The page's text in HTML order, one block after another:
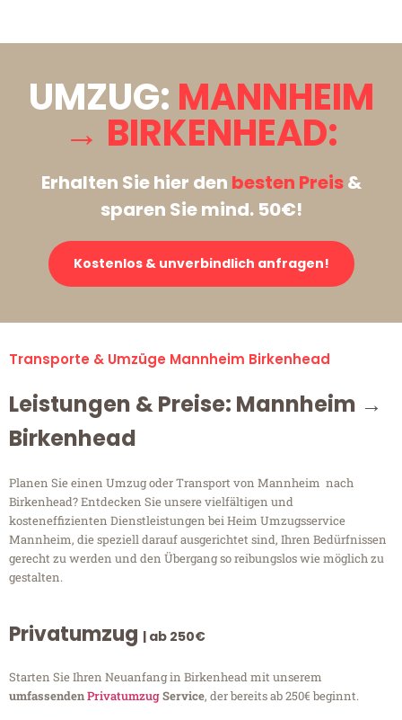
UMZUG: MANNHEIM
→ BIRKENHEAD:
Erhalten Sie hier den besten Preis&
sparen Sie mind. 50€!
Kostenlos & unverbindlich anfragen!
Transporte & Umzüge Mannheim Birkenhead
Leistungen & Preise: Mannheim →
Birkenhead
Planen Sie einen Umzug oder Transport von Mannheim nach
Birkenhead? Entdecken Sie unsere vielfältigen und
kosteneffizienten Dienstleistungen bei Heim Umzugsservice
Mannheim, die speziell darauf ausgerichtet sind, Ihren Bedürfnissen
gerecht zu werden und den Übergang so reibungslos wie möglich zu
gestalten.
Privatumzug | ab 250€
Starten Sie Ihren Neuanfang in Birkenhead mit unserem
umfassendenPrivatumzugService, der bereits ab 250€ beginnt.